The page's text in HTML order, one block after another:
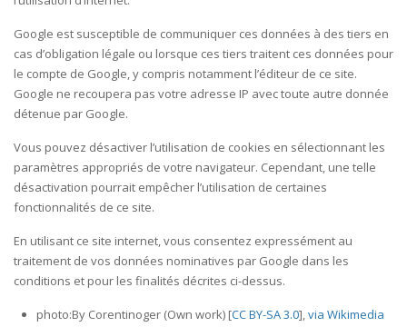
Google est susceptible de communiquer ces données à des tiers en
cas d’obligation légale ou lorsque ces tiers traitent ces données pour
le compte de Google, y compris notamment l’éditeur de ce site.
Google ne recoupera pas votre adresse IP avec toute autre donnée
détenue par Google.
Vous pouvez désactiver l’utilisation de cookies en sélectionnant les
paramètres appropriés de votre navigateur. Cependant, une telle
désactivation pourrait empêcher l’utilisation de certaines
fonctionnalités de ce site.
En utilisant ce site internet, vous consentez expressément au
traitement de vos données nominatives par Google dans les
conditions et pour les finalités décrites ci-dessus.
photo:By Corentinoger (Own work) [CC BY-SA 3.0],via Wikimedia